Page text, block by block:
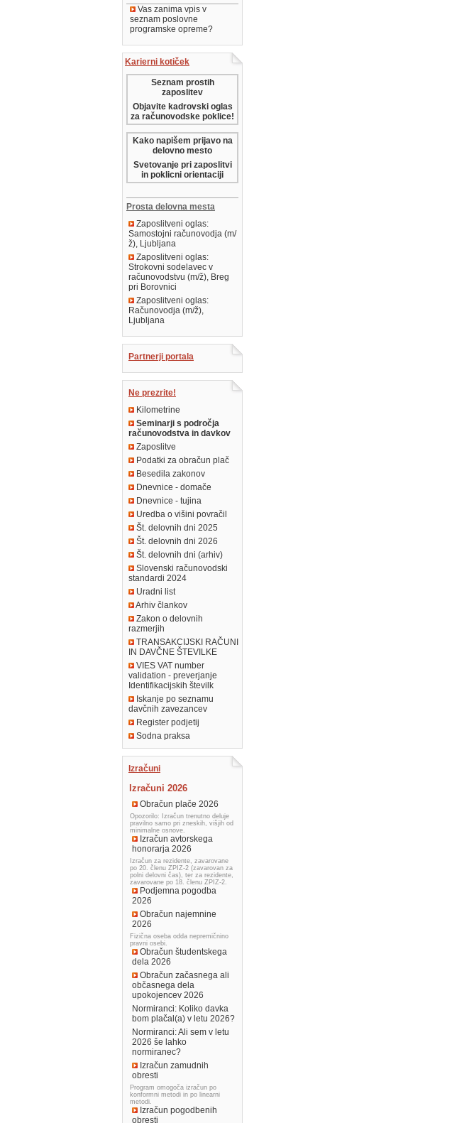
Vas zanima vpis v
seznam poslovne
programske opreme?
Karierni kotiček
Seznam prostih
zaposlitev
Objavite kadrovski oglas
za računovodske poklice!
Kako napišem prijavo na
delovno mesto
Svetovanje pri zaposlitvi
in poklicni orientaciji
Prosta delovna mesta
Zaposlitveni oglas:
Samostojni računovodja (m/
ž), Ljubljana
Zaposlitveni oglas:
Strokovni sodelavec v
računovodstvu (m/ž), Breg
pri Borovnici
Zaposlitveni oglas:
Računovodja (m/ž),
Ljubljana
Partnerji portala
Ne prezrite!
Kilometrine
Seminarji s področja
računovodstva in davkov
Zaposlitve
Podatki za obračun plač
Besedila zakonov
Dnevnice - domače
Dnevnice - tujina
Uredba o višini povračil
Št. delovnih dni 2025
Št. delovnih dni 2026
Št. delovnih dni (arhiv)
Slovenski računovodski
standardi 2024
Uradni list
Arhiv člankov
Zakon o delovnih
razmerjih
TRANSAKCIJSKI RAČUNI
IN DAVČNE ŠTEVILKE
VIES VAT number
validation - preverjanje
Identifikacijskih številk
Iskanje po seznamu
davčnih zavezancev
Register podjetij
Sodna praksa
Izračuni
Izračuni 2026
Obračun plače 2026
Opozorilo: Izračun trenutno deluje
pravilno samo pri zneskih, višjih od
minimalne osnove.
Izračun avtorskega
honorarja 2026
Izračun za rezidente, zavarovane
po 20. členu ZPIZ-2 (zavarovan za
polni delovni čas), ter za rezidente,
zavarovane po 18. členu ZPIZ-2.
Podjemna pogodba
2026
Obračun najemnine
2026
Fizična oseba odda nepremičnino
pravni osebi.
Obračun študentskega
dela 2026
Obračun začasnega ali
občasnega dela
upokojencev 2026
Normiranci: Koliko davka
bom plačal(a) v letu 2026?
Normiranci: Ali sem v letu
2026 še lahko
normiranec?
Izračun zamudnih
obresti
Program omogoča izračun po
konformni metodi in po linearni
metodi.
Izračun pogodbenih
obresti